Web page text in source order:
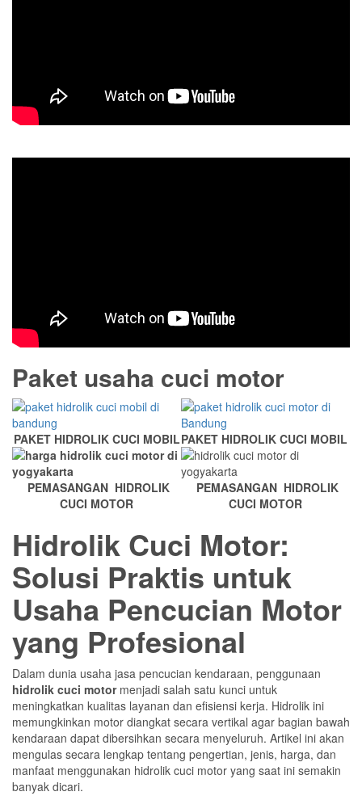
Paket usaha cuci motor
PAKET HIDROLIK CUCI MOBILPAKET HIDROLIK CUCI MOBIL
PEMASANGAN HIDROLIK
CUCI MOTOR
PEMASANGAN HIDROLIK
CUCI MOTOR
Hidrolik Cuci Motor:
Solusi Praktis untuk
Usaha Pencucian Motor
yang Profesional
Dalam dunia usaha jasa pencucian kendaraan, penggunaan
hidrolik cuci motormenjadi salah satu kunci untuk
meningkatkan kualitas layanan dan efisiensi kerja. Hidrolik ini
memungkinkan motor diangkat secara vertikal agar bagian bawah
kendaraan dapat dibersihkan secara menyeluruh. Artikel ini akan
mengulas secara lengkap tentang pengertian, jenis, harga, dan
manfaat menggunakan hidrolik cuci motor yang saat ini semakin
banyak dicari.